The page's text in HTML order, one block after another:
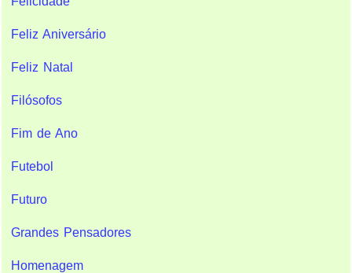
Feliz Aniversário
Feliz Natal
Filósofos
Fim de Ano
Futebol
Futuro
Grandes Pensadores
Homenagem